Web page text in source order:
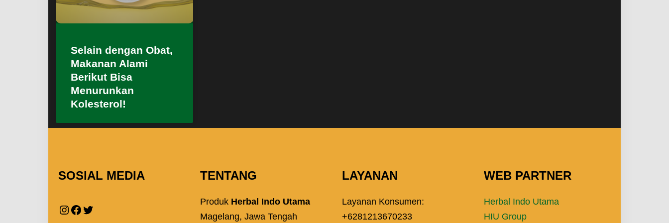
Selain dengan Obat,
Makanan Alami
Berikut Bisa
Menurunkan
Kolesterol!
SOSIAL MEDIA TENTANG
Produk Herbal Indo Utama
Magelang, Jawa Tengah
LAYANAN
Layanan Konsumen:
+6281213670233
WEB PARTNER
Herbal Indo Utama
HIU Group